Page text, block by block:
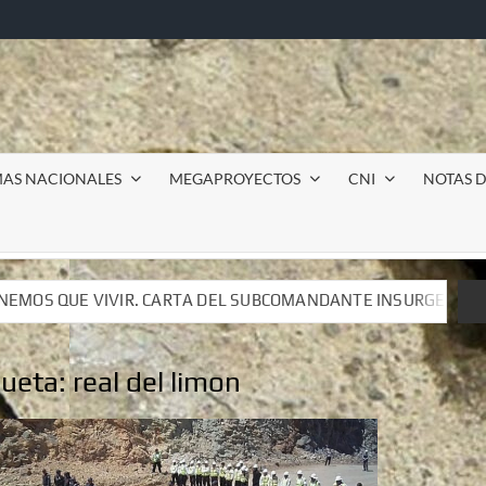
NACIONALES MEGAPROYECTOS CNI NOTAS
INSURGENTE MOISÉS A LUIS DE TAVIRA
INSURGENTE MOISÉS A LUIS DE TAVIRA
real del limon